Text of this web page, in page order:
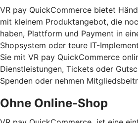
VR pay QuickCommerce bietet
mit kleinem Produktangebot, die
haben, Plattform und Payment in
Shopsystem oder teure IT-
Sie mit VR pay QuickCommerce
Dienstleistungen, Tickets oder
Spenden oder nehmen
Ohne Online-Shop